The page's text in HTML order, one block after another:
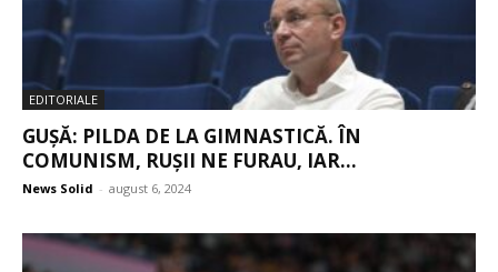
EDITORIALE
GUȘĂ: PILDA DE LA GIMNASTICĂ. ÎN
COMUNISM, RUȘII NE FURAU, IAR...
News Solid - august 6, 2024